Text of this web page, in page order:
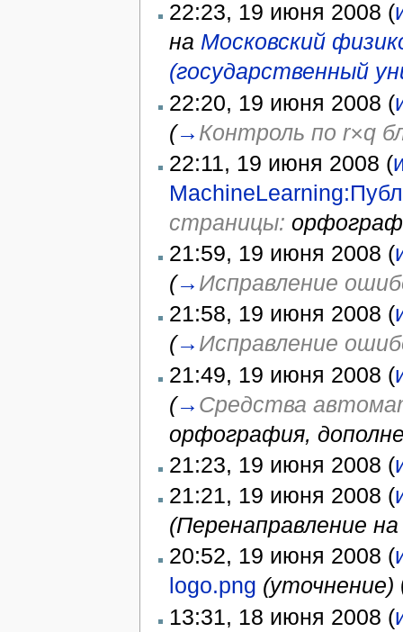
22:23, 19 июня 2008 (
на Московский
(государственный
22:20, 19 июня 2008 (
(→ Контроль по r×q
22:11, 19 июня 2008 (
страницы:
21:59, 19 июня 2008 (
(→ Исправление
21:58, 19 июня 2008 (
(→ Исправление
21:49, 19 июня 2008 (
(→ Средства
орфография,
21:23, 19 июня 2008 (
21:21, 19 июня 2008 (
(Перенаправление
20:52, 19 июня 2008 (
logo.png (уточнение)
13:31, 18 июня 2008 (